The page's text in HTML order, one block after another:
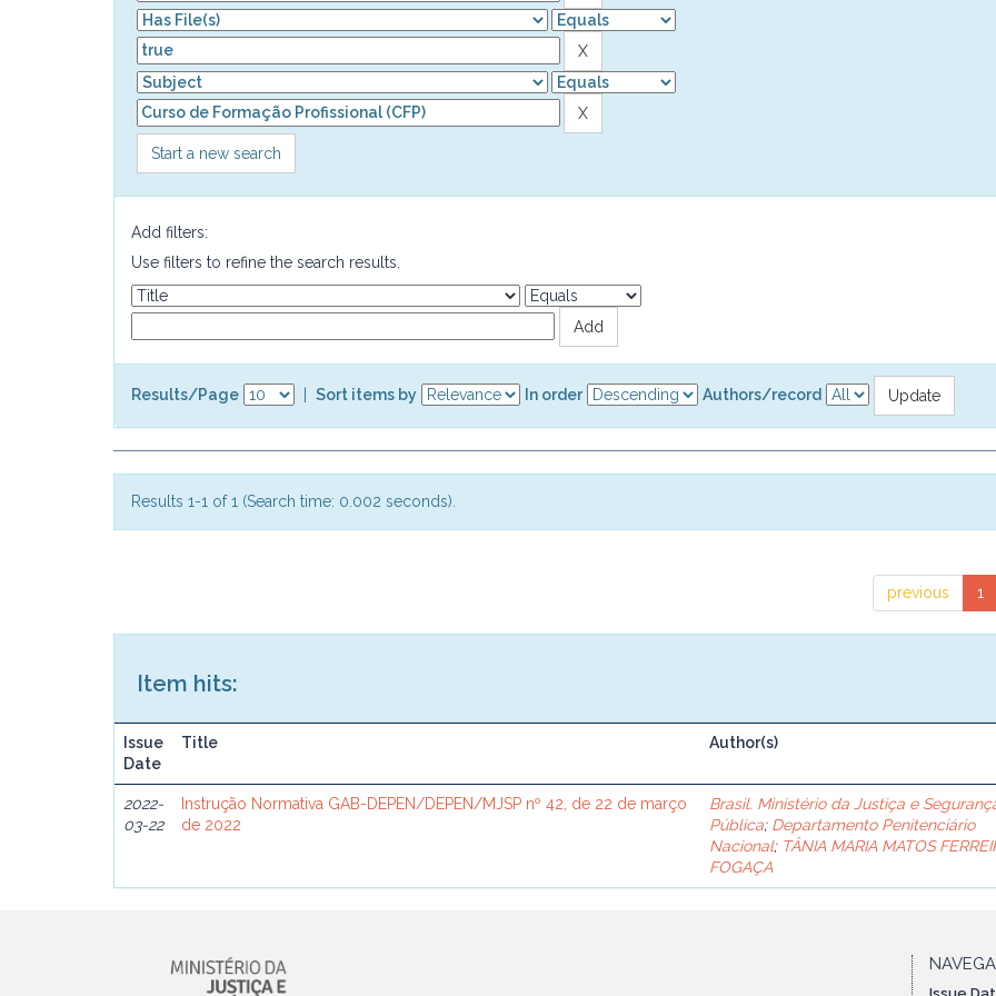
Start a new search
Add filters:
Use filters to refine the search results.
Results/Page Sort items by In order Authors/record
Results 1-1 of 1 (Search time: 0.002 seconds).
previous 1
Item hits:
Issue
Date
Title Author(s)
2022-
03-22
Instrução Normativa GAB-DEPEN/DEPEN/MJSP nº 42, de 22 de março
de 2022
Brasil. Ministério da Justiça e
Pública; Departamento Penitenciário
Nacional; TÂNIA MARIA MATOS
FOGAÇA